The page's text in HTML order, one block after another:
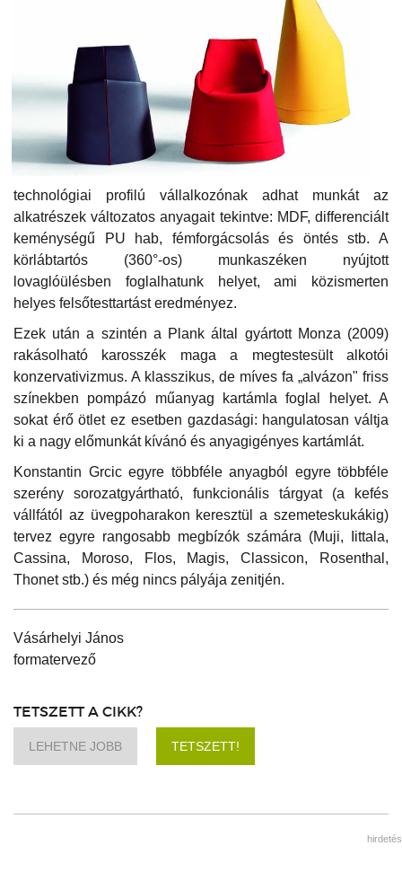
technológiai profilú vállalkozónak adhat munkát az
alkatrészek változatos anyagait tekintve: MDF, differenciált
keménységű PU hab, fémforgácsolás és öntés stb. A
körlábtartós (360°-os) munkaszéken nyújtott
lovaglóülésben foglalhatunk helyet, ami közismerten
helyes felsőtesttartást eredményez.
Ezek után a szintén a Plank által gyártott Monza (2009)
rakásolható karosszék maga a megtestesült alkotói
konzervativizmus. A klasszikus, de míves fa „alvázon" friss
színekben pompázó műanyag kartámla foglal helyet. A
sokat érő ötlet ez esetben gazdasági: hangulatosan váltja
ki a nagy előmunkát kívánó és anyagigényes kartámlát.
Konstantin Grcic egyre többféle anyagból egyre többféle
szerény sorozatgyártható, funkcionális tárgyat (a kefés
vállfától az üvegpoharakon keresztül a szemeteskukákig)
tervez egyre rangosabb megbízók számára (Muji, Iittala,
Cassina, Moroso, Flos, Magis, Classicon, Rosenthal,
Thonet stb.) és még nincs pályája zenitjén.
Vásárhelyi János
formatervező
TETSZETT A CIKK?
LEHETNE JOBB TETSZETT!
hirdetés